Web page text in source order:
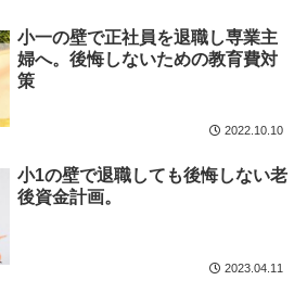
小一の壁で正社員を退職し専業主
婦へ。後悔しないための教育費対
策
2022.10.10
小1の壁で退職しても後悔しない老
後資金計画。
2023.04.11